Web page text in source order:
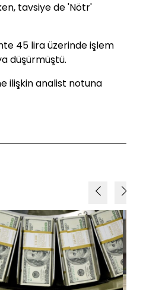
tavsiye de 'Nötr'
45 lira üzerinde işlem
düşürmüştü.
ilişkin analist notuna